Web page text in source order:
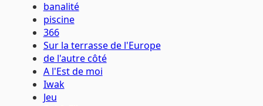
banalité
piscine
366
Sur la terrasse de l'Europe
de l'autre côté
A l'Est de moi
Iwak
Jeu